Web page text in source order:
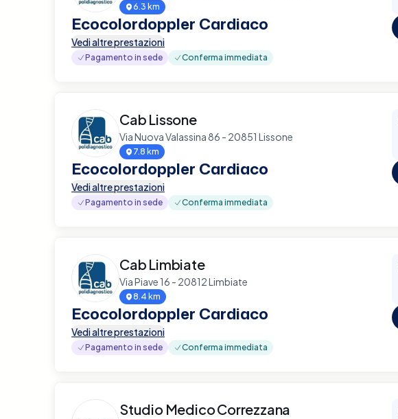
6.3 km
Ecocolordoppler Cardiaco
Vedi altre prestazioni
Pagamento in sede Conferma immediata
Cab Lissone
Via Nuova Valassina 86 - 20851 Lissone
7.8 km
Ecocolordoppler Cardiaco
Vedi altre prestazioni
Pagamento in sede Conferma immediata
Cab Limbiate
Via Piave 16 - 20812 Limbiate
8.4 km
Ecocolordoppler Cardiaco
Vedi altre prestazioni
Pagamento in sede Conferma immediata
Studio Medico Correzzana